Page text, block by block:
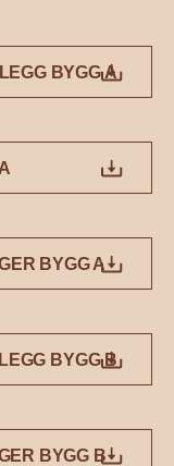
BYGG A
BYGG A
BYGG B
BYGG B